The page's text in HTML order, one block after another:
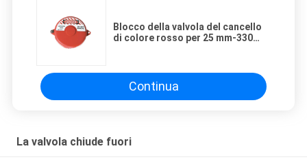
Blocco della valvola del cancello
di colore rosso per 25 mm-330
ABS
Continua
La valvola chiude fuori